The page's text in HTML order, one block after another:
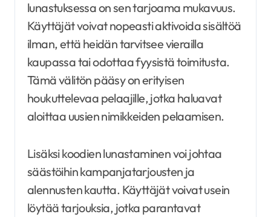
lunastuksessa on sen tarjoama mukavuus.
Käyttäjät voivat nopeasti aktivoida sisältöä
ilman, että heidän tarvitsee vierailla
kaupassa tai odottaa fyysistä toimitusta.
Tämä välitön pääsy on erityisen
houkuttelevaa pelaajille, jotka haluavat
aloittaa uusien nimikkeiden pelaamisen.
Lisäksi koodien lunastaminen voi johtaa
säästöihin kampanjatarjousten ja
alennusten kautta. Käyttäjät voivat usein
löytää tarjouksia, jotka parantavat